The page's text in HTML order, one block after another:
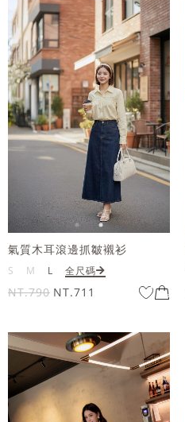
氣質木耳滾邊抓皺襯衫
S M L 全尺碼
NT.790 NT.711